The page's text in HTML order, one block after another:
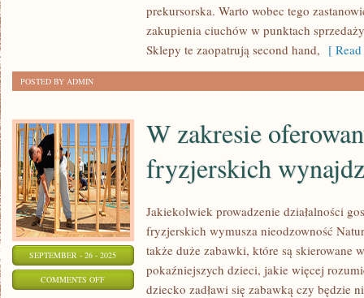
ROZPOCZYNA
WSTYDZIĆ
TEGO
prekursorska. Warto wobec tego
zakupienia ciuchów w punktach
Sklepy te zaopatrują second hand, [
POSTED BY ADMIN
SEPTEMBER - 26 - 2025
COMMENTS OFFON
W zakresie
fryzjerskich
Jakiekolwiek prowadzenie działalności
fryzjerskich wymusza nieodzowność
także duże zabawki, które są skierowane
pokaźniejszych dzieci, jakie więcej
dziecko zadławi się zabawką czy będzie